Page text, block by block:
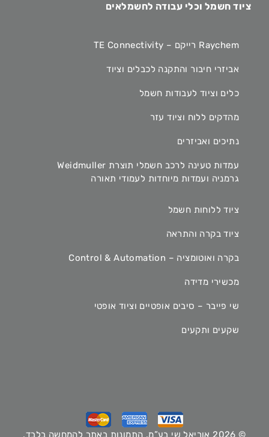
ציוד חשמל וכלי עבודה לחשמלאים
Raychem רייקם – TE Connectivity
אביזרי חיבור והתקנה לכבלים וציוד
כלים וציוד לעבודות חשמל
מהדקים ללוח וציוד עזר
נתיכים ואביזרים
עמדות טעינה לרכב חשמלי תוצרת Weidmuller
גרמניה ועמדות מיוחדות לעמודי תאורה
ציוד ללוחות חשמל
ציוד בקרה והתראה
בקרה ואוטומציה – Control & Automation
מכשירי מדידה
שי פייבר – סיבים אופטיים וציוד אופטי
שקעים ותקעים
© 2026 אוריאל שי בע”מ. התמונות באתר להמחשה בלבד.